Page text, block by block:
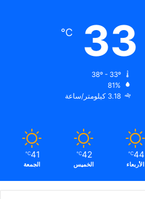
33
℃
81%
3.18 كيلومتر/ساعة
44
℃
الأربعاء
42
℃
الخميس
41
℃
الجمعة